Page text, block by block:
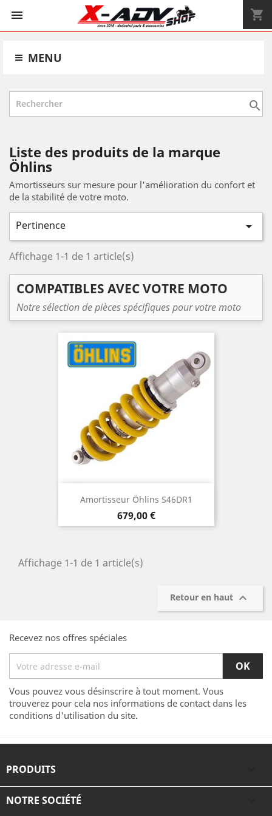
 shopping_cart
MENU

Liste des produits de la marque
Öhlins
Amortisseurs sur mesure pour l'amélioration du confort et
de la stabilité de votre moto.
Pertinence 
Affichage 1-1 de 1 article(s)
COMPATIBLES AVEC VOTRE MOTO
Notre sélection de pièces spécifiques pour votre moto
Amortisseur Öhlins S46DR1
Prix
679,00 €
Affichage 1-1 de 1 article(s)
Retour en haut 
Recevez nos offres spéciales
Vous pouvez vous désinscrire à tout moment. Vous
trouverez pour cela nos informations de contact dans les
conditions d'utilisation du site.
PRODUITS
NOTRE SOCIÉTÉ